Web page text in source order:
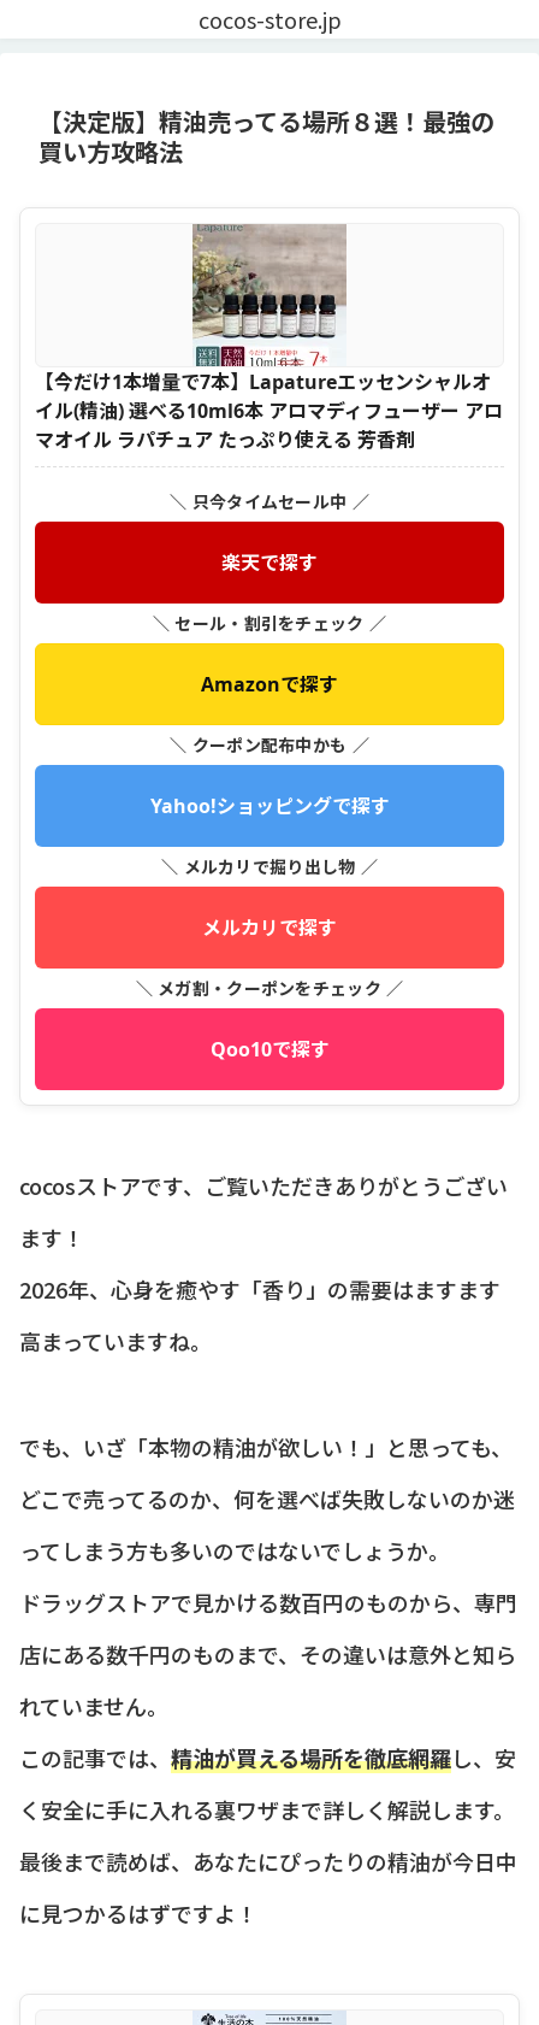
cocos-store.jp
【決定版】精油売ってる場所８選！最強の
買い方攻略法
【今だけ1本増量で7本】Lapatureエッセンシャルオ
イル(精油) 選べる10ml6本 アロマディフューザー アロ
マオイル ラパチュア たっぷり使える 芳香剤
＼ 只今タイムセール中 ／
楽天で探す
＼ セール・割引をチェック ／
Amazonで探す
＼ クーポン配布中かも ／
Yahoo!ショッピングで探す
＼ メルカリで掘り出し物 ／
メルカリで探す
＼ メガ割・クーポンをチェック ／
Qoo10で探す
cocosストアです、ご覧いただきありがとうござい
ます！
2026年、心身を癒やす「香り」の需要はますます
高まっていますね。
でも、いざ「本物の精油が欲しい！」と思っても、
どこで売ってるのか、何を選べば失敗しないのか迷
ってしまう方も多いのではないでしょうか。
ドラッグストアで見かける数百円のものから、専門
店にある数千円のものまで、その違いは意外と知ら
れていません。
この記事では、 精油が買える場所を徹底網羅し、安
く安全に手に入れる裏ワザまで詳しく解説します。
最後まで読めば、あなたにぴったりの精油が今日中
に見つかるはずですよ！